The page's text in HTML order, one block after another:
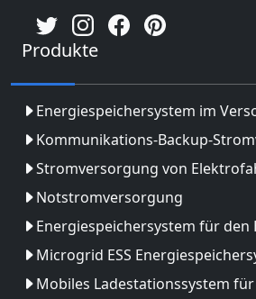
Produkte
Energiespeichersystem im
Kommunikations-Backup-
Stromversorgung von
Notstromversorgung
Energiespeichersystem für den
Microgrid ESS
Mobiles Ladestationssystem